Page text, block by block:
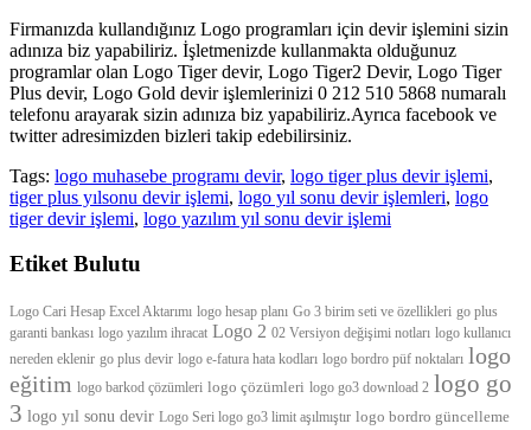
Firmanızda kullandığınız Logo programları için devir işlemini sizin
adınıza biz yapabiliriz. İşletmenizde kullanmakta olduğunuz
programlar olan Logo Tiger devir, Logo Tiger2 Devir, Logo Tiger
Plus devir, Logo Gold devir işlemlerinizi 0 212 510 5868 numaralı
telefonu arayarak sizin adınıza biz yapabiliriz.Ayrıca facebook ve
twitter adresimizden bizleri takip edebilirsiniz.
Tags: logo muhasebe programı devir, logo tiger plus devir işlemi,
tiger plus yılsonu devir işlemi, logo yıl sonu devir işlemleri, logo
tiger devir işlemi, logo yazılım yıl sonu devir işlemi
Etiket Bulutu
Logo Cari Hesap Excel Aktarımı logo hesap planı Go 3 birim seti ve özellikleri go plus
garanti bankası logo yazılım ihracat Logo 2 02 Versiyon değişimi notları logo kullanıcı
nereden eklenir go plus devir logo e-fatura hata kodları logo bordro püf noktaları logo
eğitim logo barkod çözümleri logo çözümleri logo go3 download 2 logo go
3 logo yıl sonu devir Logo Seri logo go3 limit aşılmıştır logo bordro güncelleme